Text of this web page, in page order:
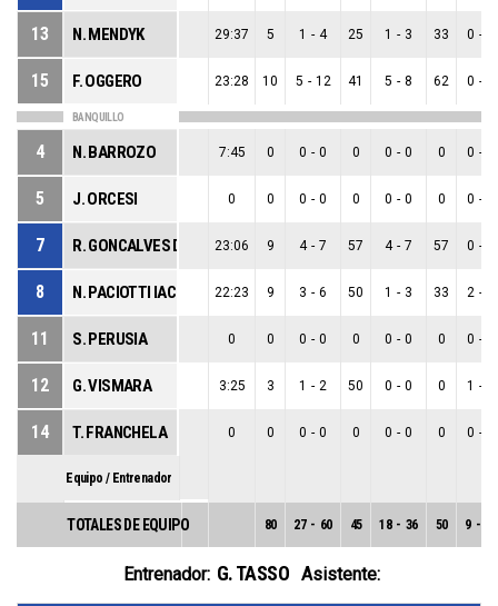
13 N. MENDYK 29:37 5 1 - 4 25 1 - 3 33 0 -
15 F. OGGERO 23:28 10 5 - 12 41 5 - 8 62 0 -
BANQUILLO
4 N. BARROZO 7:45 0 0 - 0 0 0 - 0 0 0 -
5 J. ORCESI 0 0 0 - 0 0 0 - 0 0 0 -
7 23:06 9 4 - 7 57 4 - 7 57 0 -
8 22:23 9 3 - 6 50 1 - 3 33 2 -
11 S. PERUSIA 0 0 0 - 0 0 0 - 0 0 0 -
12 G. VISMARA 3:25 3 1 - 2 50 0 - 0 0 1 -
14 T. FRANCHELA 0 0 0 - 0 0 0 - 0 0 0 -
Equipo / Entrenador
TOTALES DE EQUIPO 80 27 - 60 45 18 - 36 50 9 -
Entrenador: G. TASSO Asistente: